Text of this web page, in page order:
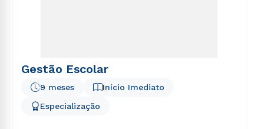
Gestão Escolar
Início Imediato
9 meses
Especialização